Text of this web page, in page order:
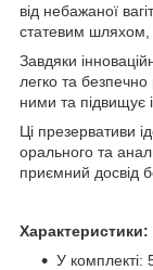
від небажаної
статевим шляхом,
Завдяки
легко та
ними та підвищує
Ці презервативи
орального та
приємний досвід
Характеристики:
У комплекті: